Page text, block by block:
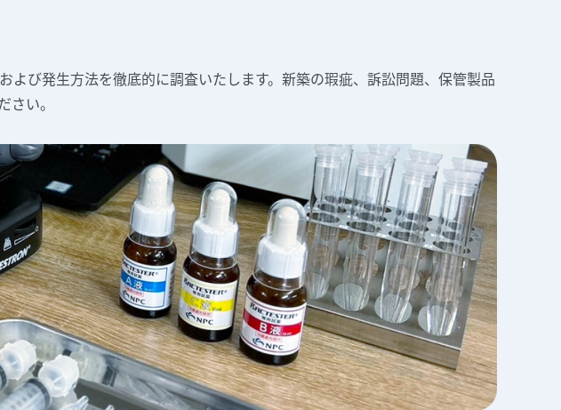
び発生方法を徹底的に調査いたします。新築の瑕疵、訴訟問題、保管製品
い。